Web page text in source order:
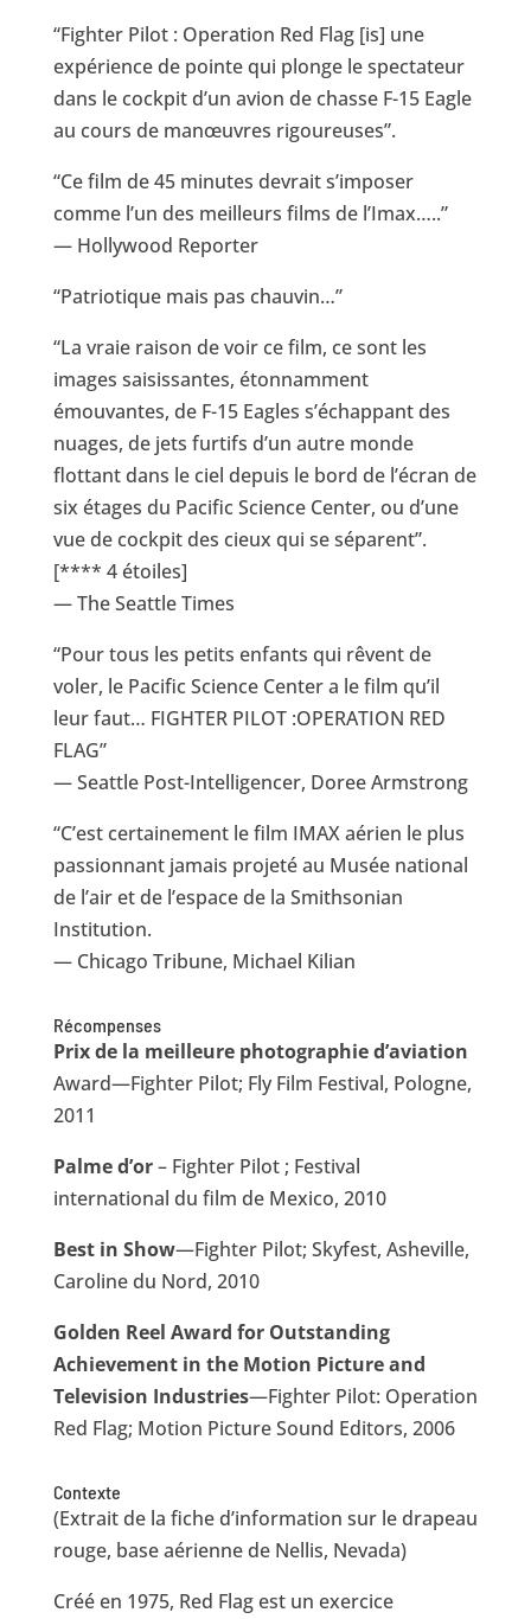
“Fighter Pilot : Operation Red Flag [is] une
expérience de pointe qui plonge le spectateur
dans le cockpit d’un avion de chasse F-15 Eagle
au cours de manœuvres rigoureuses”.
“Ce film de 45 minutes devrait s’imposer
comme l’un des meilleurs films de l’Imax…..”
— Hollywood Reporter
“Patriotique mais pas chauvin…”
“La vraie raison de voir ce film, ce sont les
images saisissantes, étonnamment
émouvantes, de F-15 Eagles s’échappant des
nuages, de jets furtifs d’un autre monde
flottant dans le ciel depuis le bord de l’écran de
six étages du Pacific Science Center, ou d’une
vue de cockpit des cieux qui se séparent”.
[**** 4 étoiles]
— The Seattle Times
“Pour tous les petits enfants qui rêvent de
voler, le Pacific Science Center a le film qu’il
leur faut… FIGHTER PILOT :OPERATION RED
FLAG”
— Seattle Post-Intelligencer, Doree Armstrong
“C’est certainement le film IMAX aérien le plus
passionnant jamais projeté au Musée national
de l’air et de l’espace de la Smithsonian
Institution.
— Chicago Tribune, Michael Kilian
Récompenses
Prix de la meilleure photographie d’aviation
Award—Fighter Pilot; Fly Film Festival, Pologne,
2011
Palme d’or– Fighter Pilot ; Festival
international du film de Mexico, 2010
Best in Show—Fighter Pilot; Skyfest, Asheville,
Caroline du Nord, 2010
Golden Reel Award for Outstanding
Achievement in the Motion Picture and
Television Industries—Fighter Pilot: Operation
Red Flag; Motion Picture Sound Editors, 2006
Contexte
(Extrait de la fiche d’information sur le drapeau
rouge, base aérienne de Nellis, Nevada)
Créé en 1975, Red Flag est un exercice